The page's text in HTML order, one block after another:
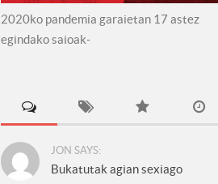
2020ko pandemia garaietan 17 astez
egindako saioak-
JON SAYS:
Bukatutak agian sexiago